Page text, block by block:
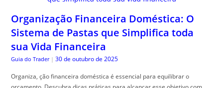
Organização Financeira Doméstica: O
Sistema de Pastas que Simplifica toda
sua Vida Financeira
Guia do Trader | 30 de outubro de 2025
Organiza, ção financeira doméstica é essencial para equilibrar o